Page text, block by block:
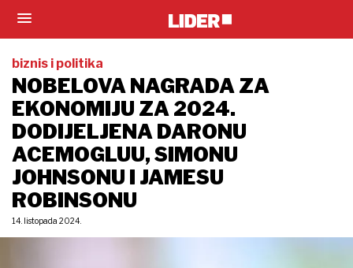
biznis i politika
NOBELOVA NAGRADA ZA
EKONOMIJU ZA 2024.
DODIJELJENA DARONU
ACEMOGLUU, SIMONU
JOHNSONU I JAMESU
ROBINSONU
14. listopada 2024.